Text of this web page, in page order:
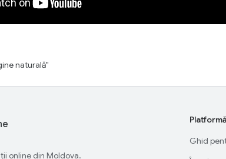
naturală"
online din Moldova.
Platformă
Ghid